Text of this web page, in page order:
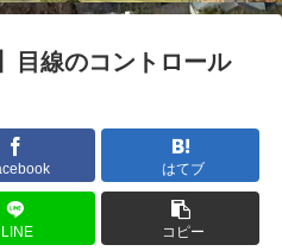
目線のコントロール
はてブ
LINE コピー